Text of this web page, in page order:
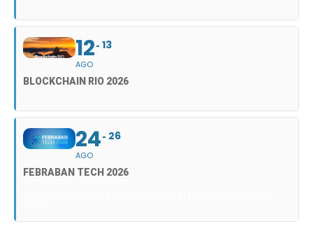
12
AGO
13
BLOCKCHAIN RIO 2026
24
AGO
26
FEBRABAN TECH 2026